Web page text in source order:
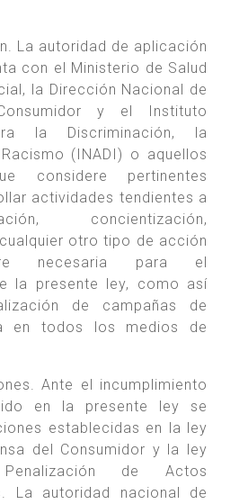
La autoridad de aplicación
con el Ministerio de Salud
la Dirección Nacional de
y el Instituto
la Discriminación, la
(INADI) o aquellos
considere pertinentes
actividades tendientes a
concientización,
otro tipo de acción
necesaria para el
la presente ley, como así
de campañas de
en todos los medios de
Ante el incumplimiento
en la presente ley se
establecidas en la ley
del Consumidor y la ley
de Actos
La autoridad nacional de